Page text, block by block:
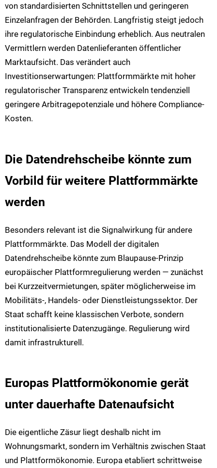
von standardisierten Schnittstellen und geringeren
Einzelanfragen der Behörden. Langfristig steigt jedoch
ihre regulatorische Einbindung erheblich. Aus neutralen
Vermittlern werden Datenlieferanten öffentlicher
Marktaufsicht. Das verändert auch
Investitionserwartungen: Plattformmärkte mit hoher
regulatorischer Transparenz entwickeln tendenziell
geringere Arbitragepotenziale und höhere Compliance-
Kosten.
Die Datendrehscheibe könnte zum
Vorbild für weitere Plattformmärkte
werden
Besonders relevant ist die Signalwirkung für andere
Plattformmärkte. Das Modell der digitalen
Datendrehscheibe könnte zum Blaupause-Prinzip
europäischer Plattformregulierung werden — zunächst
bei Kurzzeitvermietungen, später möglicherweise im
Mobilitäts-, Handels- oder Dienstleistungssektor. Der
Staat schafft keine klassischen Verbote, sondern
institutionalisierte Datenzugänge. Regulierung wird
damit infrastrukturell.
Europas Plattformökonomie gerät
unter dauerhafte Datenaufsicht
Die eigentliche Zäsur liegt deshalb nicht im
Wohnungsmarkt, sondern im Verhältnis zwischen Staat
und Plattformökonomie. Europa etabliert schrittweise